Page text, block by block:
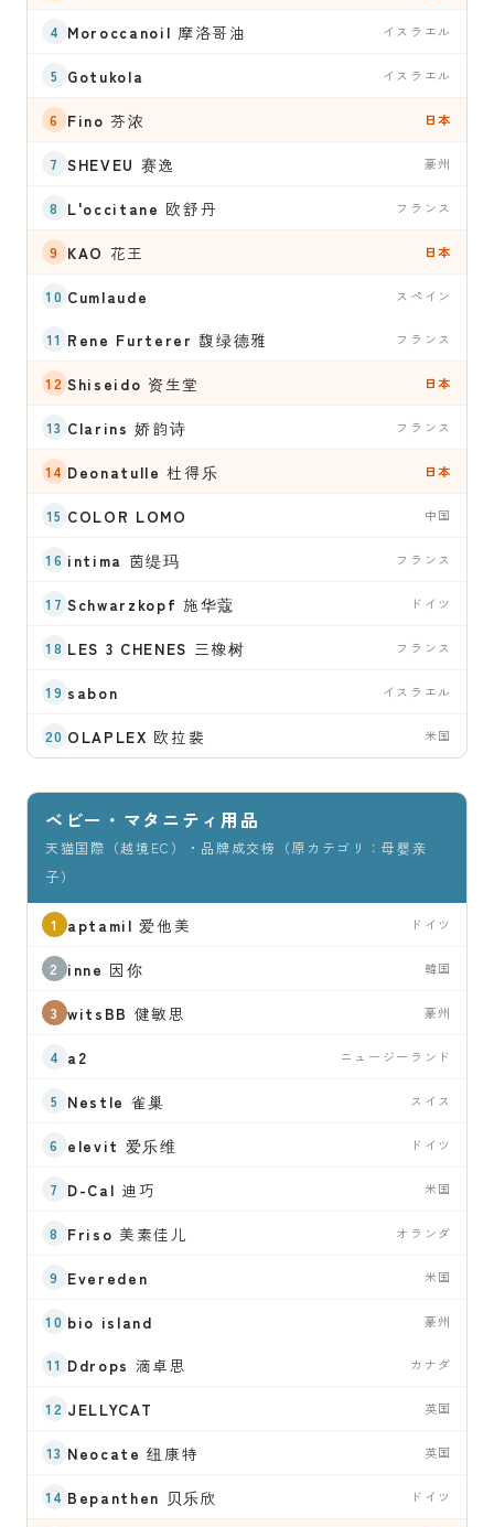
Moroccanoil 摩洛哥油 イスラエル
Gotukola イスラエル
Fino 芬浓 日本
SHEVEU 赛逸 豪州
L'occitane 欧舒丹 フランス
KAO 花王 日本
Cumlaude スペイン
Rene Furterer 馥绿德雅 フランス
Shiseido 资生堂 日本
Clarins 娇韵诗 フランス
Deonatulle 杜得乐 日本
COLOR LOMO 中国
intima 茵缇玛 フランス
Schwarzkopf 施华蔻 ドイツ
LES 3 CHENES 三橡树 フランス
sabon イスラエル
OLAPLEX 欧拉裴 米国
ベビー・マタニティ用品
天猫国際（越境EC）・品牌成交榜（原カテゴリ：母婴亲
子）
aptamil 爱他美 ドイツ
inne 因你 韓国
witsBB 健敏思 豪州
a2 ニュージーランド
Nestle 雀巢 スイス
elevit 爱乐维 ドイツ
D-Cal 迪巧 米国
Friso 美素佳儿 オランダ
Evereden 米国
bio island 豪州
Ddrops 滴卓思 カナダ
JELLYCAT 英国
Neocate 纽康特 英国
Bepanthen 贝乐欣 ドイツ